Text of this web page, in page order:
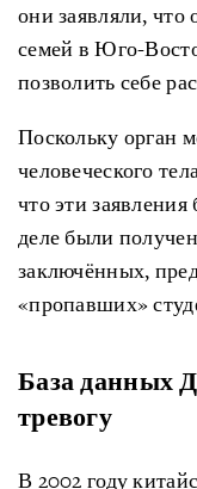
они заявляли,
семей в Юго-
позволить себе
Поскольку орган
человеческого
что эти
деле были
заключённых,
«пропавших»
База данных
тревогу
В 2002 году